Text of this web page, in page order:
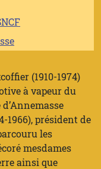
(1910-1974)
à vapeur du
1966), président de
les
mesdames
ainsi que